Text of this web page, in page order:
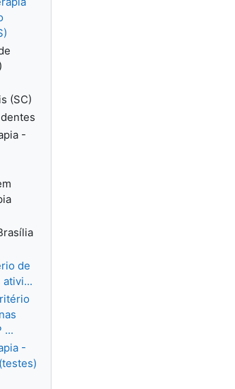
(SC)
-
de
ativi...
...
-